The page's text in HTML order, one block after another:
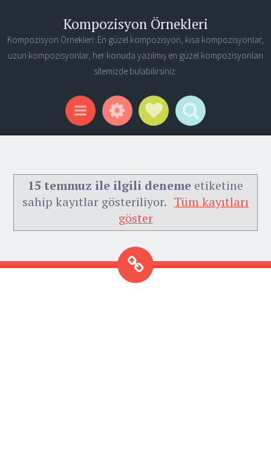
Kompozisyon Örnekleri
Kompozisyon Örnekleri. En güzel kompozisyon, kısa kompozisyonlar,
uzun kompozisyonlar, her konuda yazılmış en güzel kompozisyonları
sitemizde bulabilirsiniz.
Menu WidgetsSocial Links
Search
15 temmuz ile ilgili deneme etiketine
sahip kayıtlar gösteriliyor. Tüm kayıtları
göster